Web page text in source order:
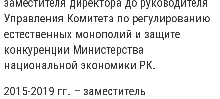
Управления Комитета по регулированию
естественных монополий и защите
конкуренции Министерства
национальной экономики РК.
2015-2019 гг. – заместитель